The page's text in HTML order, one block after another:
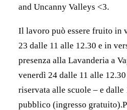
and Uncanny Valleys <3.
Il lavoro può essere fruito in
23 dalle 11 alle 12.30 e in
presenza alla Lavanderia a
venerdì 24 dalle 11 alle
riservata alle scuole – e
pubblico (ingresso